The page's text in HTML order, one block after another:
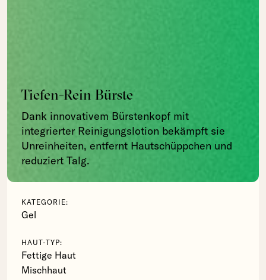
Tiefen-Rein Bürste
Dank innovativem Bürstenkopf mit
integrierter Reinigungslotion bekämpft sie
Unreinheiten, entfernt Hautschüppchen und
reduziert Talg.
KATEGORIE:
Gel
HAUT-TYP:
Fettige Haut
Mischhaut